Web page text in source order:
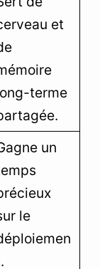
et
terme
un
le